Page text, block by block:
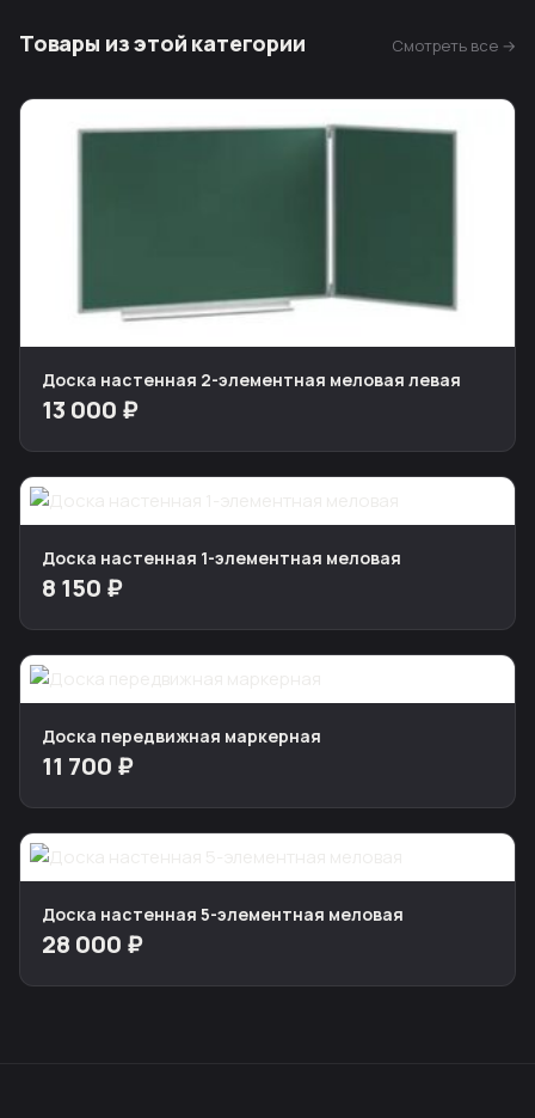
Товары из этой категории Смотреть все →
Доска настенная 2-элементная меловая левая
13 000 ₽
Доска настенная 1-элементная меловая
8 150 ₽
Доска передвижная маркерная
11 700 ₽
Доска настенная 5-элементная меловая
28 000 ₽